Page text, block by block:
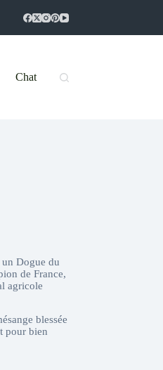
Chat
Dogue du
de France,
agricole
blessée
pour bien